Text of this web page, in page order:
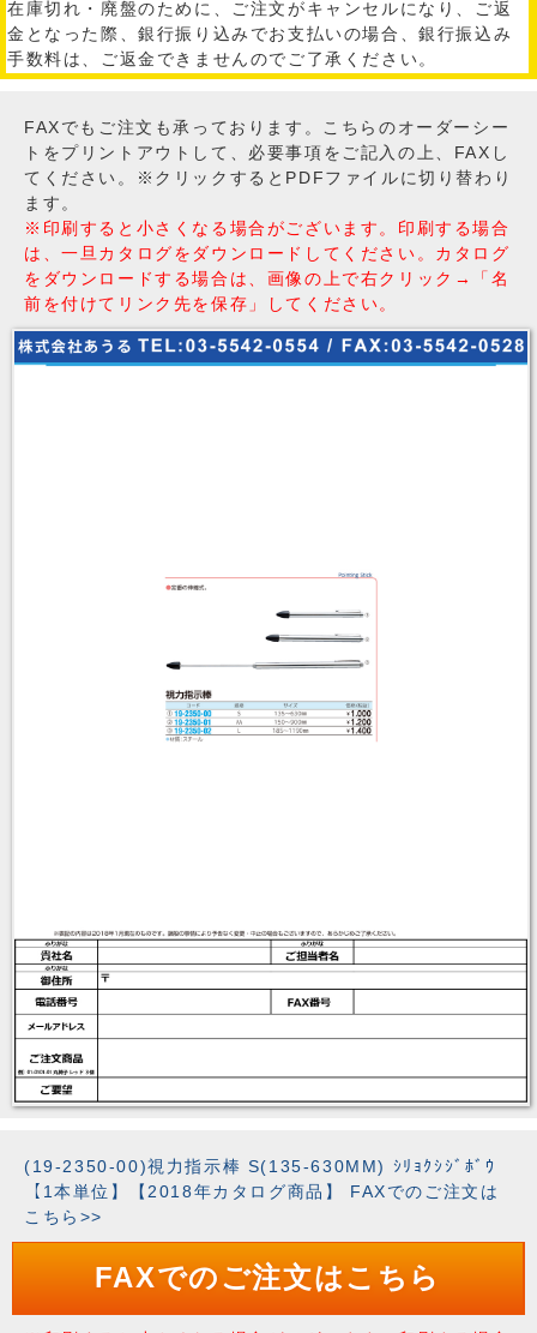
在庫切れ・廃盤のために、ご注文がキャンセルになり、ご返
金となった際、銀行振り込みでお支払いの場合、銀行振込み
手数料は、ご返金できませんのでご了承ください。
FAXでもご注文も承っております。こちらのオーダーシー
トをプリントアウトして、必要事項をご記入の上、FAXし
てください。※クリックするとPDFファイルに切り替わり
ます。
※印刷すると小さくなる場合がございます。印刷する場合
は、一旦カタログをダウンロードしてください。カタログ
をダウンロードする場合は、画像の上で右クリック→「名
前を付けてリンク先を保存」してください。
(19-2350-00)視力指示棒 S(135-630MM) ｼﾘｮｸｼｼﾞﾎﾞｳ
【1本単位】【2018年カタログ商品】 FAXでのご注文は
こちら>>
FAXでのご注文はこちら